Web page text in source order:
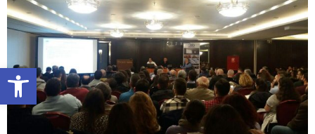
Ανοίξτε τη γραμμή εργαλείων